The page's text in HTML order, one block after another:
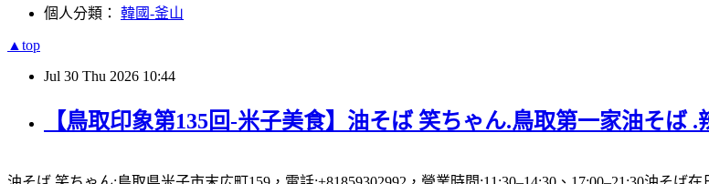
個人分類： 韓國-釜山
▲top
Jul 30 Thu 2026 10:44
【鳥取印象第135回-米子美食】油そば 笑ちゃん.鳥取第一家油そば